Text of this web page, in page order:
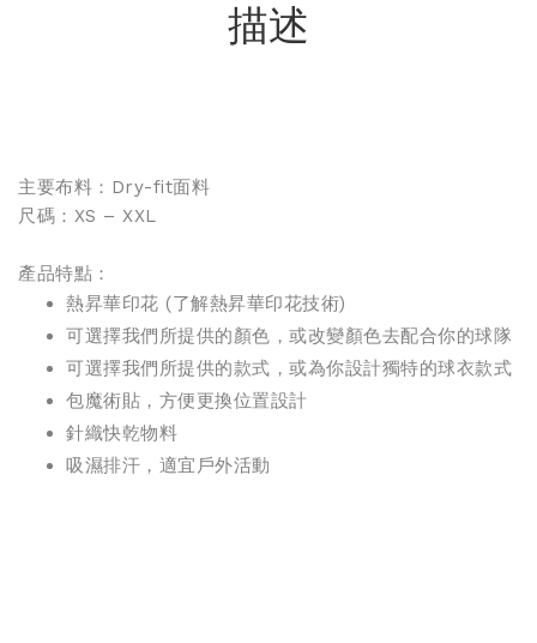
描述
主要布料：Dry-fit面料
尺碼：XS – XXL
產品特點：
熱昇華印花 (了解熱昇華印花技術)
可選擇我們所提供的顏色，或改變顏色去配合你的球隊
可選擇我們所提供的款式，或為你設計獨特的球衣款式
包魔術貼，方便更換位置設計
針織快乾物料
吸濕排汗，適宜戶外活動